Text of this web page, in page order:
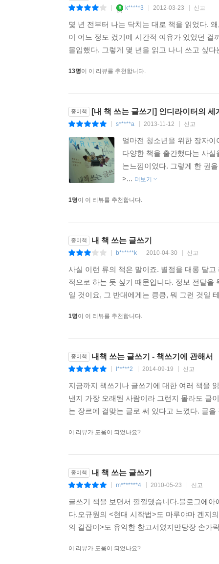
k*****3 2012-03-23 신고
몇 년 전부터 나는 닥치는 대로 책을 읽었다.
이 어느 정도 컸기에 시간적 여유가 있었던
몰입했다. 그렇게 몇 년을 읽고 나니 쓰고 싶
13명이 이 리뷰를 추천합니다.
종이책 [내 책 쓰는 글쓰기] 인디라이터의 세
s*****a 2013-11-12 신고
얼마전 청소년을 위한 장자
다양한 책을 출간했다는 사
는느낌이었다. 그렇게 한 권
>... 더보기
1명이 이 리뷰를 추천합니다.
종이책 내 책 쓰는 글쓰기
b******k 2010-04-30 신고
사실 이런 류의 책은 말이죠. 별점을 대롱 달
적으로 하는 듯 싶기 때문입니다. 정보 전달
일 것이요, 그 반대에게는 킁킁, 뭐 그런 것일
1명이 이 리뷰를 추천합니다.
종이책 내책 쓰는 글쓰기 - 책쓰기에 관해서
l*****2 2014-09-19 신고
지금까지 책쓰기나 글쓰기에 대한 여러 책을
낸지 가장 오래된 사람이라 그런지 몰라도 글
는 장르에 걸맞는 글로 써 있다고 느꼈다. 글
이 리뷰가 도움이 되었나요?
종이책 내 책 쓰는 글쓰기
m*******4 2010-05-23 신고
글쓰기 책을 보면서 낄낄댔습니다.블로그에
다.오규원의 <현대 시작법>도 마루야마 겐지
의 길잡이>도 유익한 참고서였지만당장 손가
이 리뷰가 도움이 되었나요?